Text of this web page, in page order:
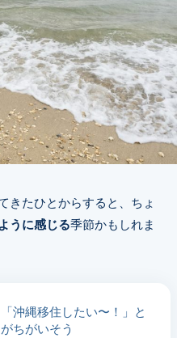
きたひとからすると、ちょ
うに感じる季節かもしれま
沖縄移住したい〜！」と
ちがいそう